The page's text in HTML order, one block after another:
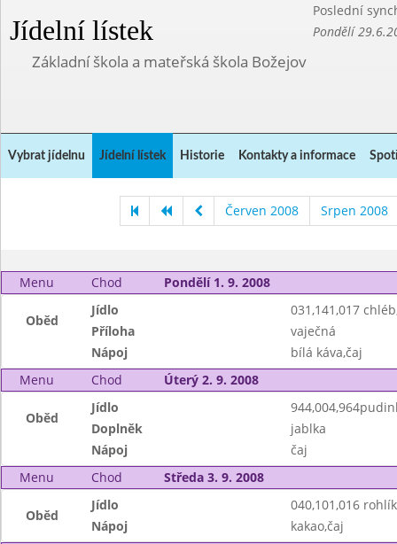
Jídelní lístek
Poslední
Pondělí
Základní škola a mateřská škola Božejov
Vybrat jídelnu Jídelní lístek Historie Kontakty a informace
Červen 2008 Srpen 2008
Menu Chod Pondělí 1. 9. 2008
Oběd
Jídlo
031,141,017
Příloha
vaječná
Nápoj
bílá káva,čaj
Menu
Chod Úterý 2. 9. 2008
Oběd
Jídlo
Doplněk
jablka
Nápoj
čaj
Menu
Chod Středa 3. 9. 2008
Oběd
Jídlo
040,101,016
Nápoj
kakao,čaj